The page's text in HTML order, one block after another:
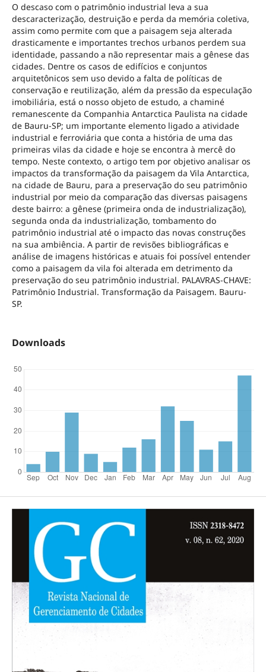
O descaso com o patrimônio industrial leva a sua
descaracterização, destruição e perda da memória coletiva,
assim como permite com que a paisagem seja alterada
drasticamente e importantes trechos urbanos perdem sua
identidade, passando a não representar mais a gênese das
cidades. Dentre os casos de edifícios e conjuntos
arquitetônicos sem uso devido a falta de políticas de
conservação e reutilização, além da pressão da especulação
imobiliária, está o nosso objeto de estudo, a chaminé
remanescente da Companhia Antarctica Paulista na cidade
de Bauru-SP; um importante elemento ligado a atividade
industrial e ferroviária que conta a história de uma das
primeiras vilas da cidade e hoje se encontra à mercê do
tempo. Neste contexto, o artigo tem por objetivo analisar os
impactos da transformação da paisagem da Vila Antarctica,
na cidade de Bauru, para a preservação do seu patrimônio
industrial por meio da comparação das diversas paisagens
deste bairro: a gênese (primeira onda de industrialização),
segunda onda da industrialização, tombamento do
patrimônio industrial até o impacto das novas construções
na sua ambiência. A partir de revisões bibliográficas e
análise de imagens históricas e atuais foi possível entender
como a paisagem da vila foi alterada em detrimento da
preservação do seu patrimônio industrial. PALAVRAS-CHAVE:
Patrimônio Industrial. Transformação da Paisagem. Bauru-
SP.
Downloads